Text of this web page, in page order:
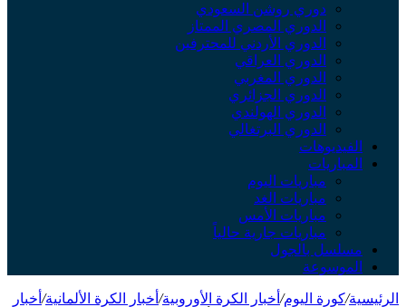
دوري روشن السعودي
الدوري المصري الممتاز
الدوري الأردني للمحترفين
الدوري العراقي
الدوري المغربي
الدوري الجزائري
الدوري الهولندي
الدوري البرتغالي
الفيديوهات
المباريات
مباريات اليوم
مباريات الغد
مباريات الأمس
مباريات جارية حالياً
مسلسل بالجول
الموسوعة
الرئيسية/كورة اليوم/ أخبار الكرة الأوروبية/ أخبار الكرة الألمانية/ أخبار